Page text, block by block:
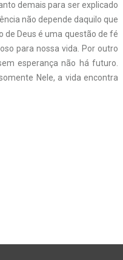
demais para ser explicado
não depende daquilo que
de Deus é uma questão de fé
para nossa vida. Por outro
esperança não há futuro.
Nele, a vida encontra